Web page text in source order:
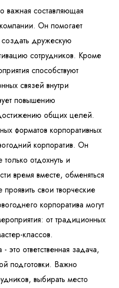
важная составляющая
Он помогает
дружескую
сотрудников. Кроме
способствуют
связей внутри
повышению
общих целей.
форматов корпоративных
корпоратив. Он
отдохнуть и
время вместе, обменяться
свои творческие
корпоратива могут
от традиционных
классов.
это ответственная задача,
подготовки. Важно
выбирать место